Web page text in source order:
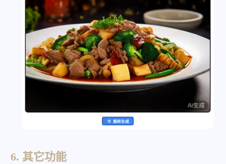
6. 其它功能